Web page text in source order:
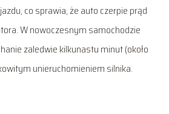
co sprawia, że auto czerpie prąd
W nowoczesnym samochodzie
zaledwie kilkunastu minut (około
unieruchomieniem silnika.